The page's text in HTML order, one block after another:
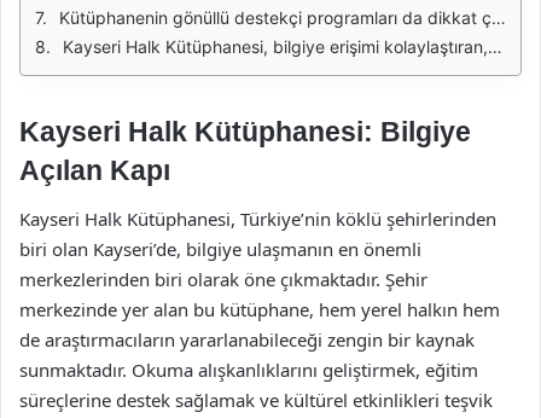
Kütüphanenin gönüllü destekçi programları da dikkat çekmektedir. Bu programlar sayesinde, topluluk üyeleri kütüphaneye çeşitli şekillerde katkıda bulunma fırsatı bulmaktadır. Gönüllüler, etkinliklerde görev alabilir veya kütüphane için kitap bağışında bulunabilir. Bu tür iş birlikleri, kütüphanenin toplumsal dayanışma ruhunu güçlendirmekte ve daha geniş bir kitleye ulaşmasını sağlamaktadır.
Kayseri Halk Kütüphanesi, bilgiye erişimi kolaylaştıran, toplumsal bilinci artıran ve kültürel etkinliklere ev sahipliği yapan önemli bir kurumdur. Zamanla gelişen teknolojilere ayak uydurarak, geleneksel kütüphane anlayışını modern bir yapıyla harmanlamayı başarmıştır. Bu sayede, her yaştan bireyin faydalanabileceği bir bilgi merkezi olma özelliğini sürdürmektedir.
Kayseri Halk Kütüphanesi: Bilgiye
Açılan Kapı
Kayseri Halk Kütüphanesi, Türkiye’nin köklü şehirlerinden
biri olan Kayseri’de, bilgiye ulaşmanın en önemli
merkezlerinden biri olarak öne çıkmaktadır. Şehir
merkezinde yer alan bu kütüphane, hem yerel halkın hem
de araştırmacıların yararlanabileceği zengin bir kaynak
sunmaktadır. Okuma alışkanlıklarını geliştirmek, eğitim
süreçlerine destek sağlamak ve kültürel etkinlikleri teşvik